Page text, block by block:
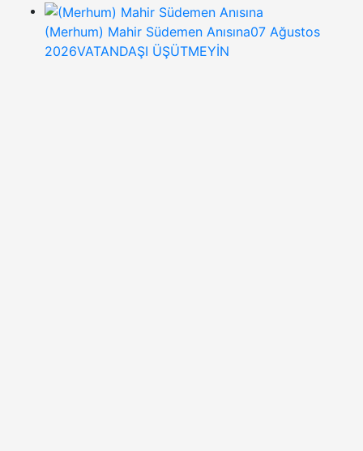
(Merhum) Mahir Südemen Anısına07 Ağustos
2026VATANDAŞI ÜŞÜTMEYİN